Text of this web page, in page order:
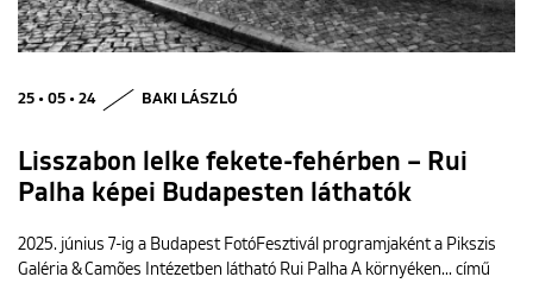
25 • 05 • 24 BAKI LÁSZLÓ
Lisszabon lelke fekete-fehérben – Rui
Palha képei Budapesten láthatók
2025. június 7-ig a Budapest FotóFesztivál programjaként a Pikszis
Galéria & Camões Intézetben látható Rui Palha A környéken... című